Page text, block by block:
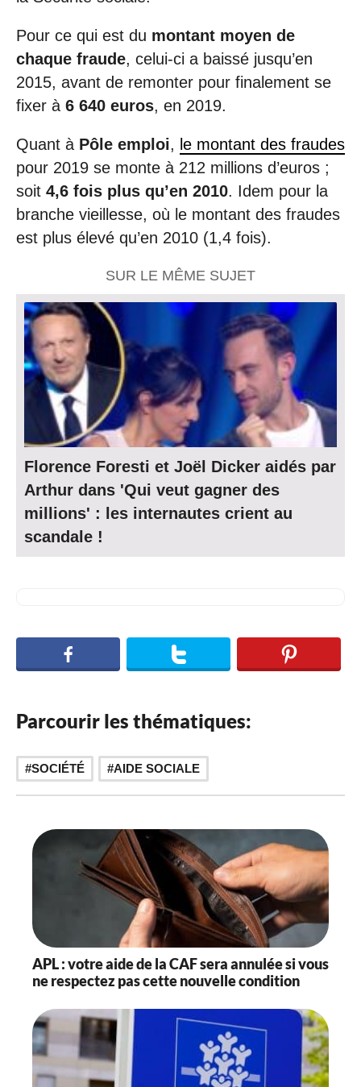
Pour ce qui est du montant moyen de
chaque fraude, celui-ci a baissé jusqu’en
2015, avant de remonter pour finalement se
fixer à 6 640 euros, en 2019.
Quant à Pôle emploi, le montant des fraudes
pour 2019 se monte à 212 millions d’euros ;
soit 4,6 fois plus qu’en 2010. Idem pour la
branche vieillesse, où le montant des fraudes
est plus élevé qu’en 2010 (1,4 fois).
SUR LE MÊME SUJET
Florence Foresti et Joël Dicker aidés par
Arthur dans 'Qui veut gagner des
millions' : les internautes crient au
scandale !
Parcourir les thématiques:
SOCIÉTÉ AIDE SOCIALE
APL : votre aide de la CAF sera annulée si vous
ne respectez pas cette nouvelle condition